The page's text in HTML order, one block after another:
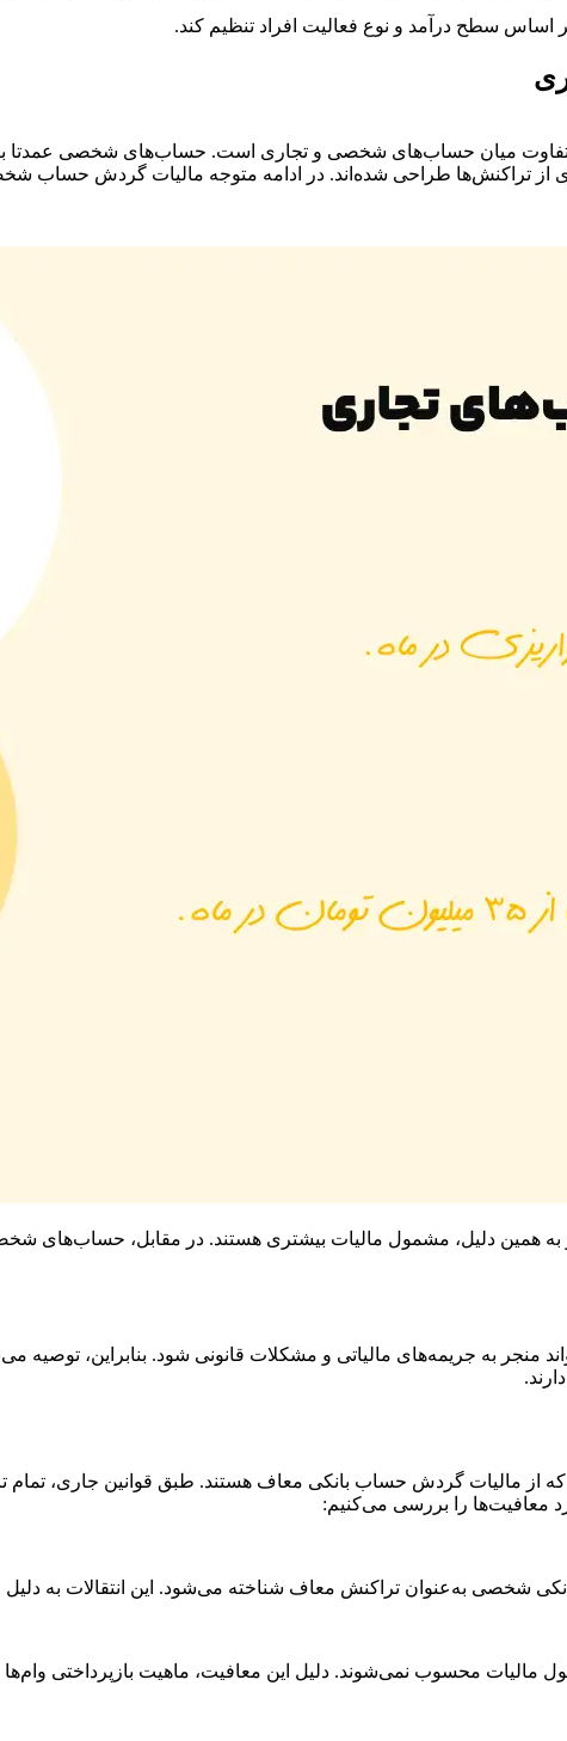
بر اساس سطح درآمد و نوع فعالیت افراد تنظیم کند.
تفاوت میان حساب‌های شخصی و تجاری است. حساب‌های شخصی
از تراکنش‌ها طراحی شده‌اند. در ادامه متوجه مالیات گردش حساب
همین دلیل، مشمول مالیات بیشتری هستند. در مقابل، حساب‌های
به جریمه‌های مالیاتی و مشکلات قانونی شود. بنابراین، توصیه
از مالیات گردش حساب بانکی معاف هستند. طبق قوانین جاری، تمام
معافیت‌ها را بررسی می‌کنیم:
شخصی به‌عنوان تراکنش معاف شناخته می‌شود. این انتقالات به
مالیات محسوب نمی‌شوند. دلیل این معافیت، ماهیت بازپرداختی